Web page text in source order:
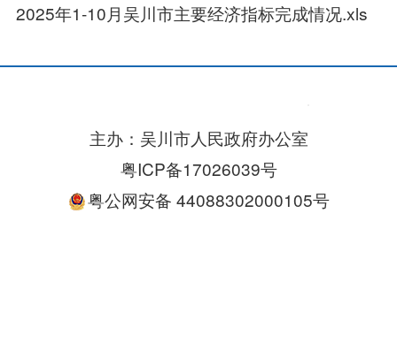
2025年1-10月吴川市主要经济指标完成情况.xls
主办：吴川市人民政府办公室
粤ICP备17026039号
粤公网安备 44088302000105号